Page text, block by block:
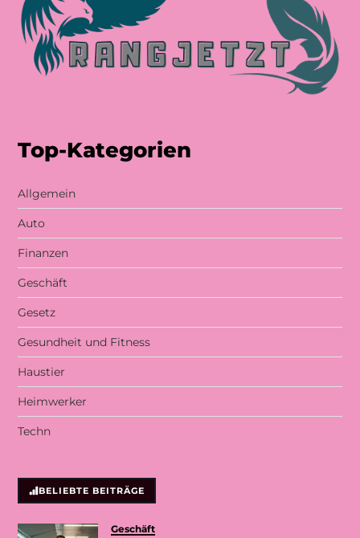
Top-Kategorien
Allgemein
Auto
Finanzen
Geschäft
Gesetz
Gesundheit und Fitness
Haustier
Heimwerker
Techn
BELIEBTE BEITRÄGE
Geschäft